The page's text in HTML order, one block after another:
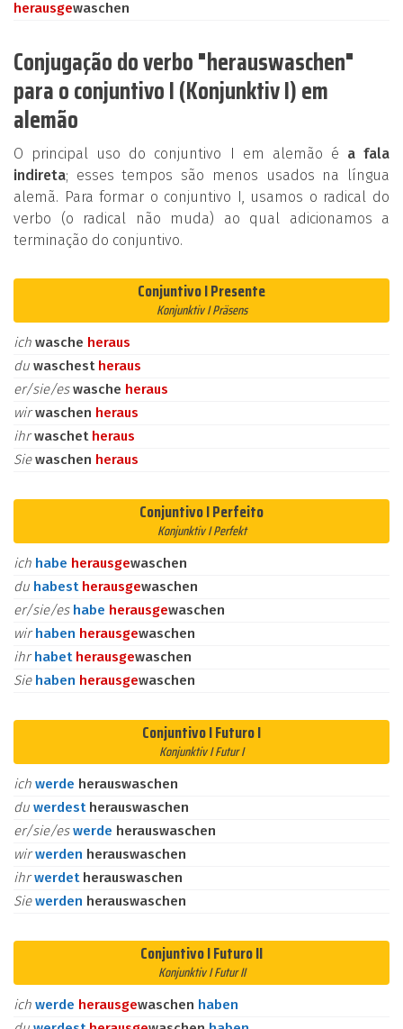
herausgewaschen
Conjugação do verbo "herauswaschen"
para o conjuntivo I (Konjunktiv I) em
alemão
O principal uso do conjuntivo I em alemão é a fala
indireta; esses tempos são menos usados na língua
alemã. Para formar o conjuntivo I, usamos o radical do
verbo (o radical não muda) ao qual adicionamos a
terminação do conjuntivo.
Conjuntivo I Presente
Konjunktiv I Präsens
ich wasche heraus
du waschest heraus
er/sie/eswasche heraus
wirwaschen heraus
ihrwaschet heraus
Siewaschen heraus
Conjuntivo I Perfeito
Konjunktiv I Perfekt
ich habe herausgewaschen
du habest herausgewaschen
er/sie/es habe herausgewaschen
wirhaben herausgewaschen
ihrhabet herausgewaschen
Sie haben herausgewaschen
Conjuntivo I Futuro I
Konjunktiv I Futur I
ich werde herauswaschen
du werdest herauswaschen
er/sie/eswerde herauswaschen
wirwerden herauswaschen
ihrwerdet herauswaschen
Siewerden herauswaschen
Conjuntivo I Futuro II
Konjunktiv I Futur II
ich werde herausgewaschen haben